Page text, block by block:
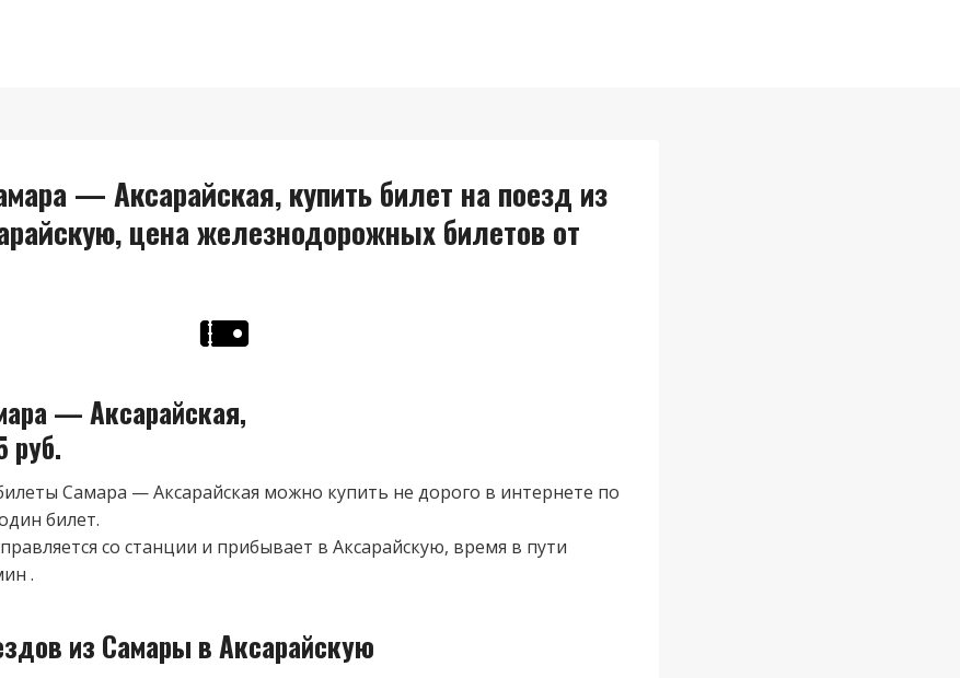
— Аксарайская, купить билет на поезд из
цена железнодорожных билетов от
— Аксарайская,
руб.
Самара — Аксарайская можно купить не дорого в интернете по
билет.
со станции и прибывает в Аксарайскую, время в пути
.
из Самары в Аксарайскую